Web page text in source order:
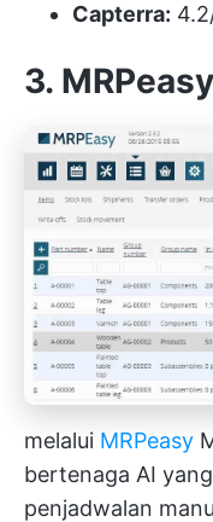
Capterra:
3. MRPeasy
melalui MRPeasy
bertenaga AI
penjadwalan